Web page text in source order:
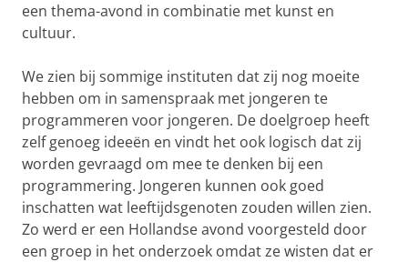
een thema-avond in combinatie met kunst en
cultuur.
We zien bij sommige instituten dat zij nog moeite
hebben om in samenspraak met jongeren te
programmeren voor jongeren. De doelgroep heeft
zelf genoeg ideeën en vindt het ook logisch dat zij
worden gevraagd om mee te denken bij een
programmering. Jongeren kunnen ook goed
inschatten wat leeftijdsgenoten zouden willen zien.
Zo werd er een Hollandse avond voorgesteld door
een groep in het onderzoek omdat ze wisten dat er